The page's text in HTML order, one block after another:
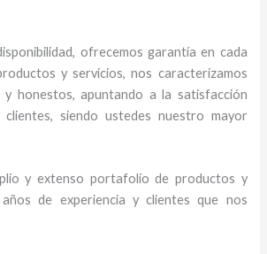
ofrecemos garantía en cada
y servicios, nos caracterizamos
honestos, apuntando a la satisfacción
siendo ustedes nuestro mayor
y extenso portafolio de productos y
años de experiencia y clientes que nos